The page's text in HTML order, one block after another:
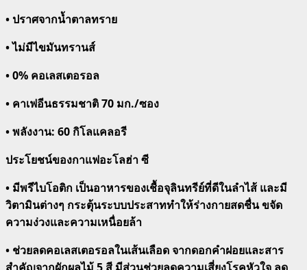
• ปราศจากน้ำตาลทราย
• ไม่มีไขมันทรานส์
• 0% คอเลสเตอรอล
• คาเฟอีนธรรมชาติ 70 มก./ซอง
• พลังงาน: 60 กิโลแคลอรี
ประโยชน์ของกาแฟอะโลฮ่า ซี
• มีพรีไบโอติก เป็นอาหารของเชื้อจุลินทรีย์ที่ดีในลำไส้ และมี
วิตามินต่างๆ กระตุ้นระบบประสาททำให้ร่างกายสดชื่น ขจัด
ความง่วงและความเหนื่อยล้า
• ช่วยลดคอเลสเตอรอลในเส้นเลือด จากดอกคำฝอยและสาร